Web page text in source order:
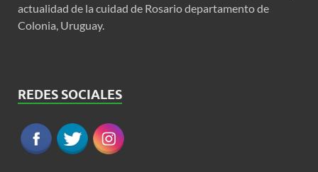
actualidad de la cuidad de Rosario departamento de
Colonia, Uruguay.
REDES SOCIALES